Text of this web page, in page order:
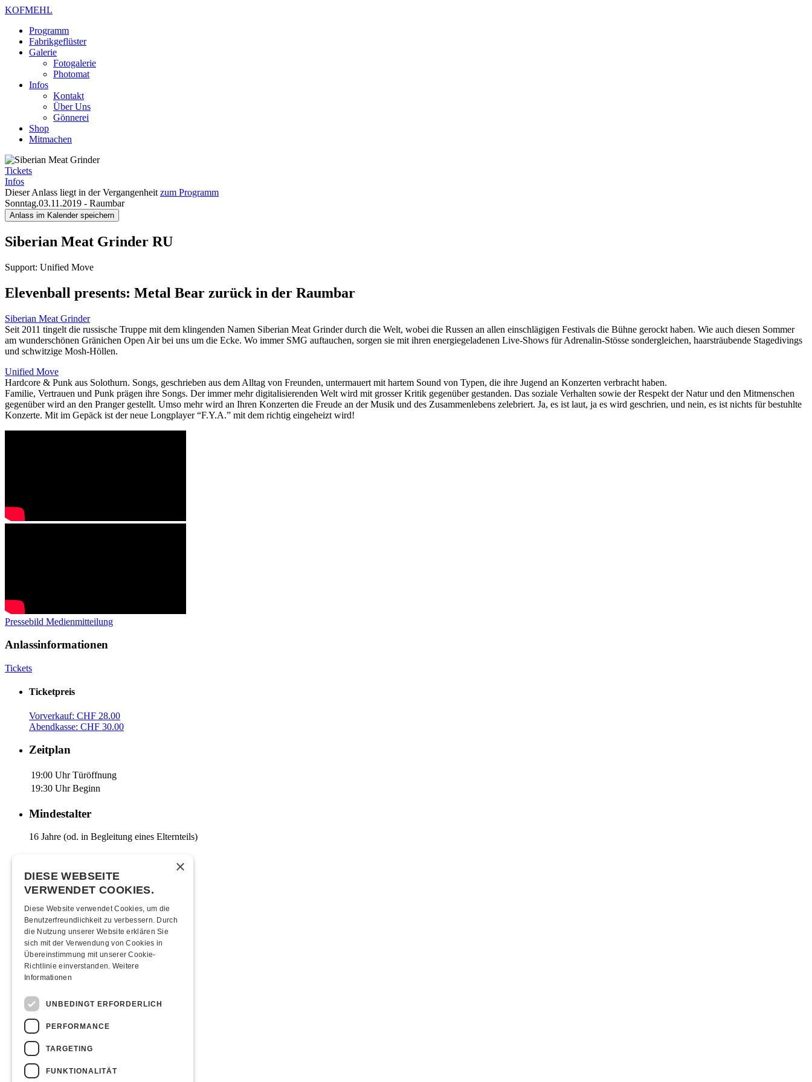
KOFMEHL
Programm
Fabrikgeflüster
Galerie
Fotogalerie
Photomat
Infos
Kontakt
Über Uns
Gönnerei
Shop
Mitmachen
Tickets
Infos
Dieser Anlass liegt in der Vergangenheit zum Programm
Sonntag.03.11.2019 - Raumbar
Anlass im Kalender speichern
Siberian Meat Grinder RU
Support: Unified Move
Elevenball presents: Metal Bear zurück in der Raumbar
Siberian Meat Grinder
Seit 2011 tingelt die russische Truppe mit dem klingenden Namen Siberian Meat Grinder durch die Welt, wobei die Russen an allen einschlägigen Festivals die Bühne gerockt haben. Wie auch diesen Sommer
am wunderschönen Gränichen Open Air bei uns um die Ecke. Wo immer SMG auftauchen, sorgen sie mit ihren energiegeladenen Live-Shows für Adrenalin-Stösse sondergleichen, haarsträubende Stagedivings
und schwitzige Mosh-Höllen.
Unified Move
Hardcore & Punk aus Solothurn. Songs, geschrieben aus dem Alltag von Freunden, untermauert mit hartem Sound von Typen, die ihre Jugend an Konzerten verbracht haben.
Familie, Vertrauen und Punk prägen ihre Songs. Der immer mehr digitalisierenden Welt wird mit grosser Kritik gegenüber gestanden. Das soziale Verhalten sowie der Respekt der Natur und den Mitmenschen
gegenüber wird an den Pranger gestellt. Umso mehr wird an Ihren Konzerten die Freude an der Musik und des Zusammenlebens zelebriert. Ja, es ist laut, ja es wird geschrien, und nein, es ist nichts für bestuhlte
Konzerte. Mit im Gepäck ist der neue Longplayer “F.Y.A.” mit dem richtig eingeheizt wird!
Pressebild Medienmitteilung
Anlassinformationen
Tickets
Ticketpreis
Vorverkauf: CHF 28.00
Abendkasse: CHF 30.00
Zeitplan
19:00 Uhr Türöffnung
19:30 Uhr Beginn
Mindestalter
16 Jahre (od. in Begleitung eines Elternteils)
Anreise
Mit den ÖVs | Mit dem Auto | Zu Fuss
Übernachten
Jugendherberge Solothurn (inkl. Rabatt)
Hotel Astoria Solothurn
H4 Hotel
Essenstipps
Pier 11
Restaurant Kreuz
Pittaria
×
DIESE WEBSEITE
VERWENDET COOKIES.
Diese Website verwendet Cookies, um die
Benutzerfreundlichkeit zu verbessern. Durch
die Nutzung unserer Website erklären Sie
sich mit der Verwendung von Cookies in
Übereinstimmung mit unserer Cookie-
Richtlinie einverstanden. Weitere
Informationen
UNBEDINGT ERFORDERLICH
PERFORMANCE
TARGETING
FUNKTIONALITÄT